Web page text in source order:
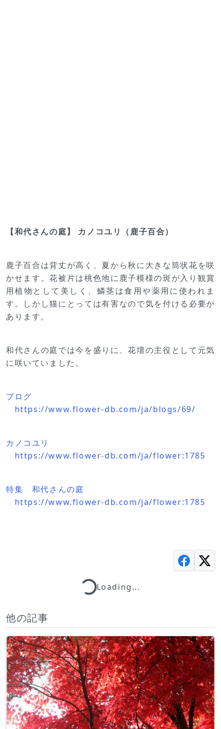
【和代さんの庭】 カノコユリ（鹿子百合）
鹿子百合は背丈が高く、夏から秋に大きな筒状花を咲
かせます。花被片は桃色地に鹿子模様の斑が入り観賞
用植物として美しく、鱗茎は食用や薬用に使われま
す。しかし猫にとっては有害なので気を付ける必要が
あります。
和代さんの庭では今を盛りに、花壇の主役として元気
に咲いていました。
ブログ
https://www.flower-db.com/ja/blogs/69/
カノコユリ
https://www.flower-db.com/ja/flower:1785
特集 和代さんの庭
https://www.flower-db.com/ja/flower:1785
Loading...Loading...
他の記事